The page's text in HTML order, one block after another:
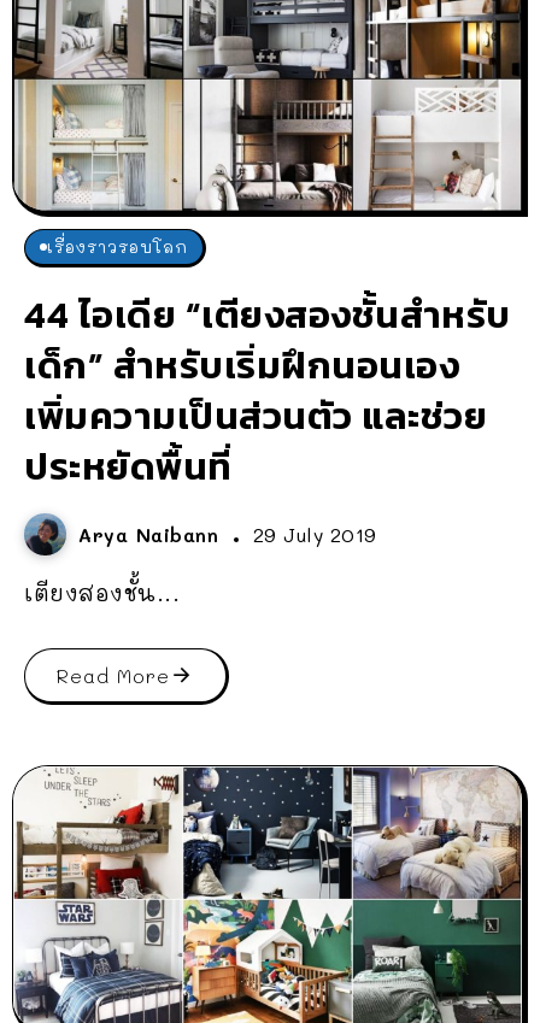
เรื่องราวรอบโลก
44 ไอเดีย “เตียงสองชั้นสำหรับ
เด็ก” สำหรับเริ่มฝึกนอนเอง
เพิ่มความเป็นส่วนตัว และช่วย
ประหยัดพื้นที่
Arya Naibann 29 July 2019
เตียงสองชั้น...
Read More